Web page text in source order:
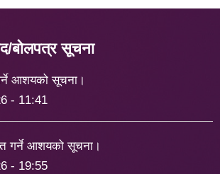
बोलपत्र सूचना
आशयको सूचना।
- 11:41
गर्ने आशयको सूचना।
- 19:55